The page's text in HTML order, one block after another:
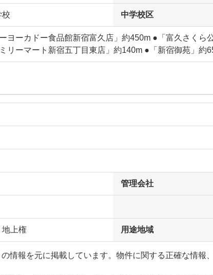
校 中学校区
ヨーカドー食品館新宿富久店」約450m ●「富久さくら
リーマート新宿五丁目東店」約140m ●「新宿御苑」約
管理会社
地上権 用途地域
の情報を元に掲載しています。物件に関する正確な情報